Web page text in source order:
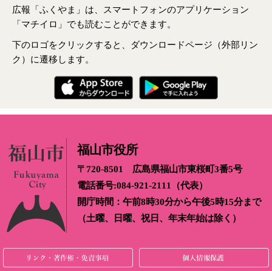
広報「ふくやま」は、スマートフォンのアプリケーション
「マチイロ」でも読むことができます。
下のロゴをクリックすると、ダウンロードページ（外部リン
ク）に遷移します。
福山市役所
〒720-8501 広島県福山市東桜町3番5号
電話番号:084-921-2111（代表）
開庁時間：午前8時30分から午後5時15分まで
（土曜、日曜、祝日、年末年始は除く）